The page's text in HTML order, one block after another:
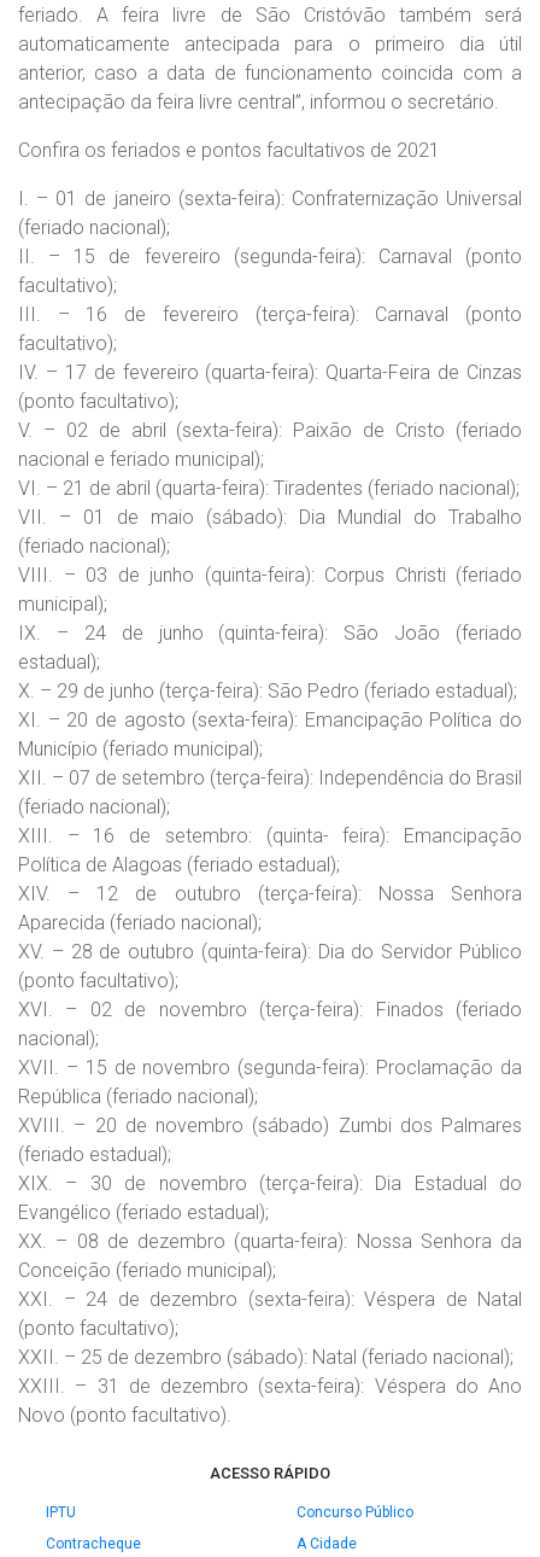
feriado. A feira livre de São Cristóvão também será
automaticamente antecipada para o primeiro dia útil
anterior, caso a data de funcionamento coincida com a
antecipação da feira livre central”, informou o secretário.
Confira os feriados e pontos facultativos de 2021
I. – 01 de janeiro (sexta-feira): Confraternização Universal
(feriado nacional);
II. – 15 de fevereiro (segunda-feira): Carnaval (ponto
facultativo);
III. – 16 de fevereiro (terça-feira): Carnaval (ponto
facultativo);
IV. – 17 de fevereiro (quarta-feira): Quarta-Feira de Cinzas
(ponto facultativo);
V. – 02 de abril (sexta-feira): Paixão de Cristo (feriado
nacional e feriado municipal);
VI. – 21 de abril (quarta-feira): Tiradentes (feriado nacional);
VII. – 01 de maio (sábado): Dia Mundial do Trabalho
(feriado nacional);
VIII. – 03 de junho (quinta-feira): Corpus Christi (feriado
municipal);
IX. – 24 de junho (quinta-feira): São João (feriado
estadual);
X. – 29 de junho (terça-feira): São Pedro (feriado estadual);
XI. – 20 de agosto (sexta-feira): Emancipação Política do
Município (feriado municipal);
XII. – 07 de setembro (terça-feira): Independência do Brasil
(feriado nacional);
XIII. – 16 de setembro: (quinta- feira): Emancipação
Política de Alagoas (feriado estadual);
XIV. – 12 de outubro (terça-feira): Nossa Senhora
Aparecida (feriado nacional);
XV. – 28 de outubro (quinta-feira): Dia do Servidor Público
(ponto facultativo);
XVI. – 02 de novembro (terça-feira): Finados (feriado
nacional);
XVII. – 15 de novembro (segunda-feira): Proclamação da
República (feriado nacional);
XVIII. – 20 de novembro (sábado) Zumbi dos Palmares
(feriado estadual);
XIX. – 30 de novembro (terça-feira): Dia Estadual do
Evangélico (feriado estadual);
XX. – 08 de dezembro (quarta-feira): Nossa Senhora da
Conceição (feriado municipal);
XXI. – 24 de dezembro (sexta-feira): Véspera de Natal
(ponto facultativo);
XXII. – 25 de dezembro (sábado): Natal (feriado nacional);
XXIII. – 31 de dezembro (sexta-feira): Véspera do Ano
Novo (ponto facultativo).
ACESSO RÁPIDO
IPTU
Concurso Público
Contracheque
A Cidade